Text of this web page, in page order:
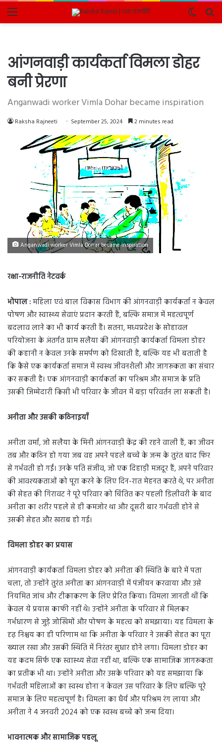
Menu
Switch
skin
आंगनवाड़ी कार्यकर्ता विमला डोहर
बनी प्रेरणा
Anganwadi worker Vimla Dohar became inspiration
Raksha Rajneeti September 25, 2024 2 minutes read
Anganwadi worker Vimla Dohar became inspiration
रक्षा-राजनीति नेटवर्क
भोपाल :महिला एवं बाल विकास विभाग की आंगनवाड़ी कार्यकर्ता न केवल
पोषण और स्वास्थ्य सेवाएं प्रदान करती हैं, बल्कि समाज में महत्वपूर्ण
बदलाव लाने का भी कार्य करती हैं। सतना, मध्यप्रदेश के सोहावल
परियोजना के अंतर्गत ग्राम सलैया की आंगनवाड़ी कार्यकर्ता विमला डोहर
की कहानी न केवल उनके समर्पण को दिखाती है, बल्कि यह भी बताती है
कि कैसे एक कार्यकर्ता समाज में स्वस्थ जीवनशैली और जागरूकता का संचार
कर सकती है। एक आंगनवाड़ी कार्यकर्ता का परिश्रम और समाज के प्रति
उसकी जिम्मेदारी किसी भी परिवार के जीवन में बड़ा परिवर्तन ला सकती है।
अनीता और उसकी कठिनाइयाँ
अनीता वर्मा, जो सलैया के मिनी आंगनवाड़ी केंद्र की रहने वाली हैं, का जीवन
तब और कठिन हो गया जब वह अपने पहले बच्चे के जन्म के तुरंत बाद फिर
से गर्भवती हो गईं। उनके पति संजीव, जो एक दिहाड़ी मजदूर हैं, अपने परिवार
की आवश्यकताओं को पूरा करने के लिए दिन-रात मेहनत करते थे, पर अनीता
की सेहत की गिरावट ने पूरे परिवार को चिंतित कर पहली डिलीवरी के बाद
अनीता का शरीर पहले से ही कमजोर था और दूसरी बार गर्भवती होने से
उसकी सेहत और खराब हो गई।
विमला डोहर का प्रयास
आंगनवाड़ी कार्यकर्ता विमला डोहर को अनीता की स्थिति के बारे में पता
चला, तो उन्होंने तुरंत अनीता का आंगनवाड़ी में पंजीयन करवाया और उसे
नियमित जांच और टीकाकरण के लिए प्रेरित किया। विमला जानती थीं कि
केवल ये प्रयास काफी नहीं थे। उन्होंने अनीता के परिवार से मिलकर
गर्भधारण से जुड़े जोखिमों और पोषण के महत्व को समझाया। यह विमला के
दृढ़ निश्चय का ही परिणाम था कि अनीता के परिवार ने उसकी सेहत का पूरा
ख्याल रखा और उसकी स्थिति में निरंतर सुधार होने लगा। विमला डोहर का
यह कदम सिर्फ एक स्वास्थ्य सेवा नहीं था, बल्कि एक सामाजिक जागरूकता
का प्रतीक भी था। उन्होंने अनीता और उसके परिवार को यह समझाया कि
गर्भवती महिलाओं का स्वस्थ होना न केवल उस परिवार के लिए बल्कि पूरे
समाज के लिए महत्वपूर्ण है। विमला का धैर्य और परिश्रम रंग लाया और
अनीता ने 4 जनवरी 2024 को एक स्वस्थ बच्चे को जन्म दिया।
भावनात्मक और सामाजिक पहलू